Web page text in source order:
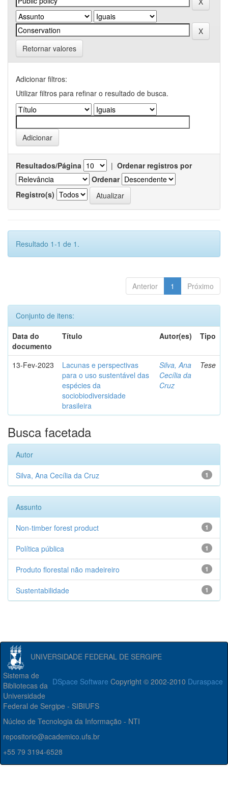
Retornar valores
Adicionar filtros:
Utilizar filtros para refinar o resultado de busca.
Resultados/Página | Ordenar registros por
Ordenar
Registro(s)
Resultado 1-1 de 1.
Anterior 1 Próximo
Conjunto de itens:
Data do
documento
Título Autor(es) Tipo
13-Fev-2023
Lacunas e perspectivas
para o uso sustentável das
espécies da
sociobiodiversidade
brasileira
Silva, Ana
Cecília da
Cruz
Tese
Busca facetada
Autor
1
Silva, Ana Cecília da Cruz
Assunto
1
Non-timber forest product
1
Política pública
1
Produto florestal não madeireiro
1
Sustentabilidade
UNIVERSIDADE FEDERAL DE SERGIPE
DSpace Software Copyright © 2002-2010 Duraspace
Sistema de
Bibliotecas da
Universidade
Federal de Sergipe - SIBIUFS
Núcleo de Tecnologia da Informação - NTI
repositorio@academico.ufs.br
+55 79 3194-6528